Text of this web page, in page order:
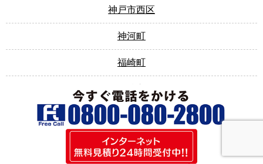
神戸市西区
神河町
福崎町
西脇市
赤穂市
須磨区